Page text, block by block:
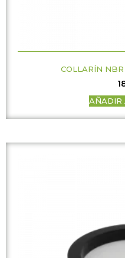
COLLARÍN NBR
AÑADIR